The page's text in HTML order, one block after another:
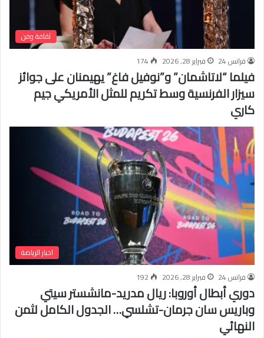
ثقافة وفن
فرانس 24
فبراير 28, 2026 174
فيلما “لاتاشمان” و”نوفيل فاغ” يهيمنان على جوائز
سيزار الفرنسية وسط تكريم للمثل الأمريكي جيم
كاري
اخبار الرياضة
فرانس 24
فبراير 28, 2026 192
دوري أبطال أوروبا: ريال مدريد-مانشستر سيتي
وباريس سان جرمان-تشلسي… الجدول الكامل لثمن
النهائي